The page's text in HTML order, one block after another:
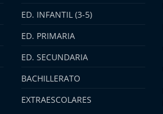
ED. INFANTIL (3-5)
ED. PRIMARIA
ED. SECUNDARIA
BACHILLERATO
EXTRAESCOLARES